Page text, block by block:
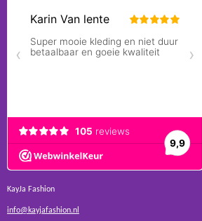
KayJa Fashion
info@kayjafashion.nl